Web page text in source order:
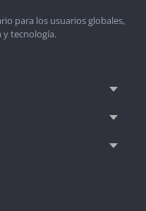
para los usuarios globales,
y tecnología.